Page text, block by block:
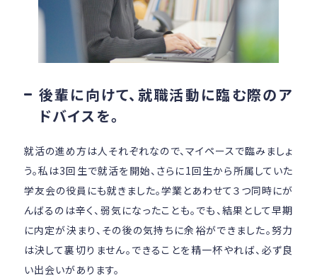
後輩に向けて、就職活動に臨む際のア
ドバイスを。
就活の進め方は人それぞれなので、マイペースで臨みましょ
う。私は3回生で就活を開始、さらに1回生から所属していた
学友会の役員にも就きました。学業とあわせて３つ同時にが
んばるのは辛く、弱気になったことも。でも、結果として早期
に内定が決まり、その後の気持ちに余裕ができました。努力
は決して裏切りません。できることを精一杯やれば、必ず良
い出会いがあります。